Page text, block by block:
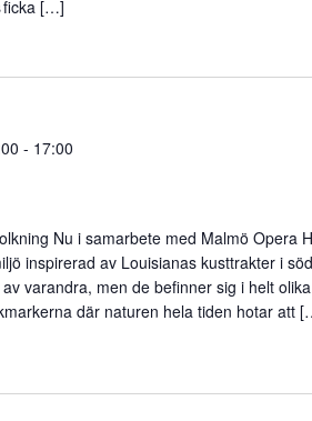
ficka […]
- 17:00
Nu i samarbete med Malmö Opera
inspirerad av Louisianas kusttrakter i
varandra, men de befinner sig i helt
där naturen hela tiden hotar att